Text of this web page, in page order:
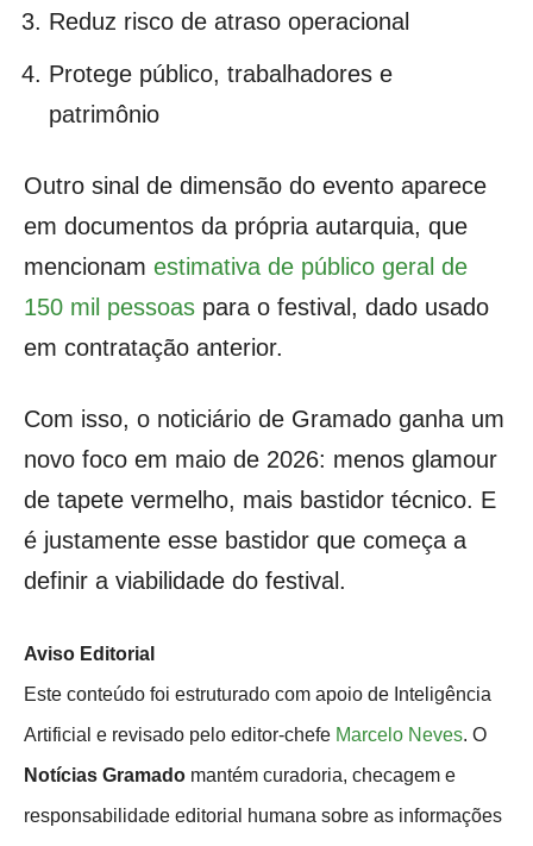
Reduz risco de atraso operacional
Protege público, trabalhadores e
patrimônio
Outro sinal de dimensão do evento aparece
em documentos da própria autarquia, que
mencionam estimativa de público geral de
150 mil pessoas para o festival, dado usado
em contratação anterior.
Com isso, o noticiário de Gramado ganha um
novo foco em maio de 2026: menos glamour
de tapete vermelho, mais bastidor técnico. E
é justamente esse bastidor que começa a
definir a viabilidade do festival.
Aviso Editorial
Este conteúdo foi estruturado com apoio de Inteligência
Artificial e revisado pelo editor-chefe Marcelo Neves. O
Notícias Gramado mantém curadoria, checagem e
responsabilidade editorial humana sobre as informações